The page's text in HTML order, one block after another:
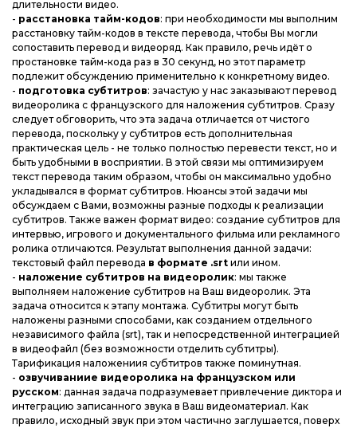
длительности видео.
- расстановка тайм-кодов: при необходимости мы выполним
расстановку тайм-кодов в тексте перевода, чтобы Вы могли
сопоставить перевод и видеоряд. Как правило, речь идёт о
простановке тайм-кода раз в 30 секунд, но этот параметр
подлежит обсуждению применительно к конкретному видео.
- подготовка субтитров: зачастую у нас заказывают перевод
видеоролика с французского для наложения субтитров. Сразу
следует обговорить, что эта задача отличается от чистого
перевода, поскольку у субтитров есть дополнительная
практическая цель - не только полностью перевести текст, но и
быть удобными в восприятии. В этой связи мы оптимизируем
текст перевода таким образом, чтобы он максимально удобно
укладывался в формат субтитров. Нюансы этой задачи мы
обсуждаем с Вами, возможны разные подходы к реализации
субтитров. Также важен формат видео: создание субтитров для
интервью, игрового и документального фильма или рекламного
ролика отличаются. Результат выполнения данной задачи:
текстовый файл перевода в формате .srt или ином.
- наложение субтитров на видеоролик: мы также
выполняем наложение субтитров на Ваш видеоролик. Эта
задача относится к этапу монтажа. Субтитры могут быть
наложены разными способами, как созданием отдельного
независимого файла (srt), так и непосредственной интеграцией
в видеофайл (без возможности отделить субтитры).
Тарификация наложениия субтитров также поминутная.
- озвучиваниие видеоролика на французском или
русском: данная задача подразумевает привлечение диктора и
интеграцию записанного звука в Ваш видеоматериал. Как
правило, исходный звук при этом частично заглушается, поверх